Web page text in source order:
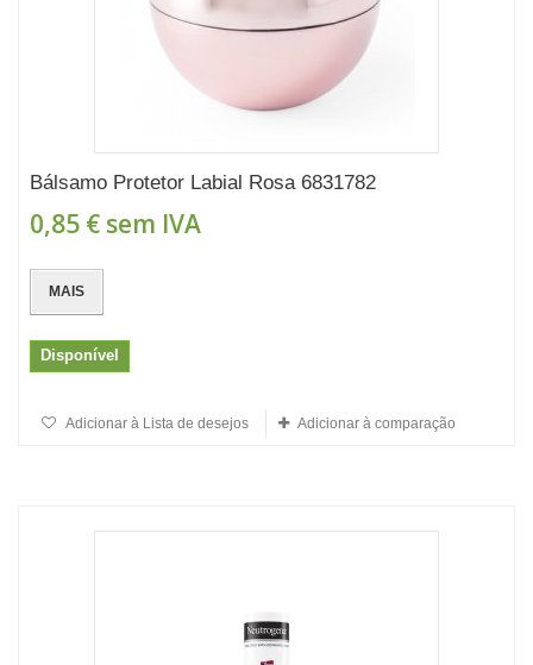
Bálsamo Protetor Labial Rosa 6831782
0,85 € sem IVA
MAIS
Disponível
Adicionar à Lista de desejos Adicionar à comparação